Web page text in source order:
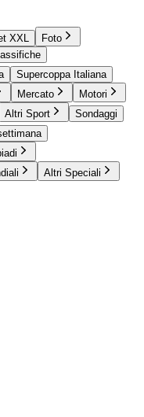
XXL
Foto
Supercoppa Italiana
Mercato
Motori
Altri Sport
Sondaggi
Altri Speciali